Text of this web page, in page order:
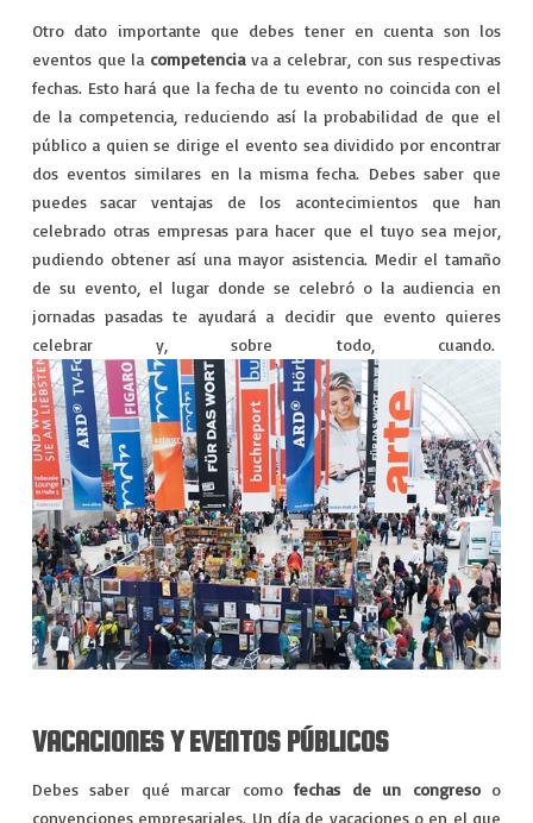
Otro dato importante que debes tener en cuenta son los
eventos que la competenciava a celebrar, con sus respectivas
fechas. Esto hará que la fecha de tu evento no coincida con el
de la competencia, reduciendo así la probabilidad de que el
público a quien se dirige el evento sea dividido por encontrar
dos eventos similares en la misma fecha. Debes saber que
puedes sacar ventajas de los acontecimientos que han
celebrado otras empresas para hacer que el tuyo sea mejor,
pudiendo obtener así una mayor asistencia. Medir el tamaño
de su evento, el lugar donde se celebró o la audiencia en
jornadas pasadas te ayudará a decidir que evento quieres
celebrar y, sobre todo, cuando.
VACACIONES Y EVENTOS PÚBLICOS
Debes saber qué marcar comofechas de un congresoo
convenciones empresariales. Un día de vacaciones o en el que